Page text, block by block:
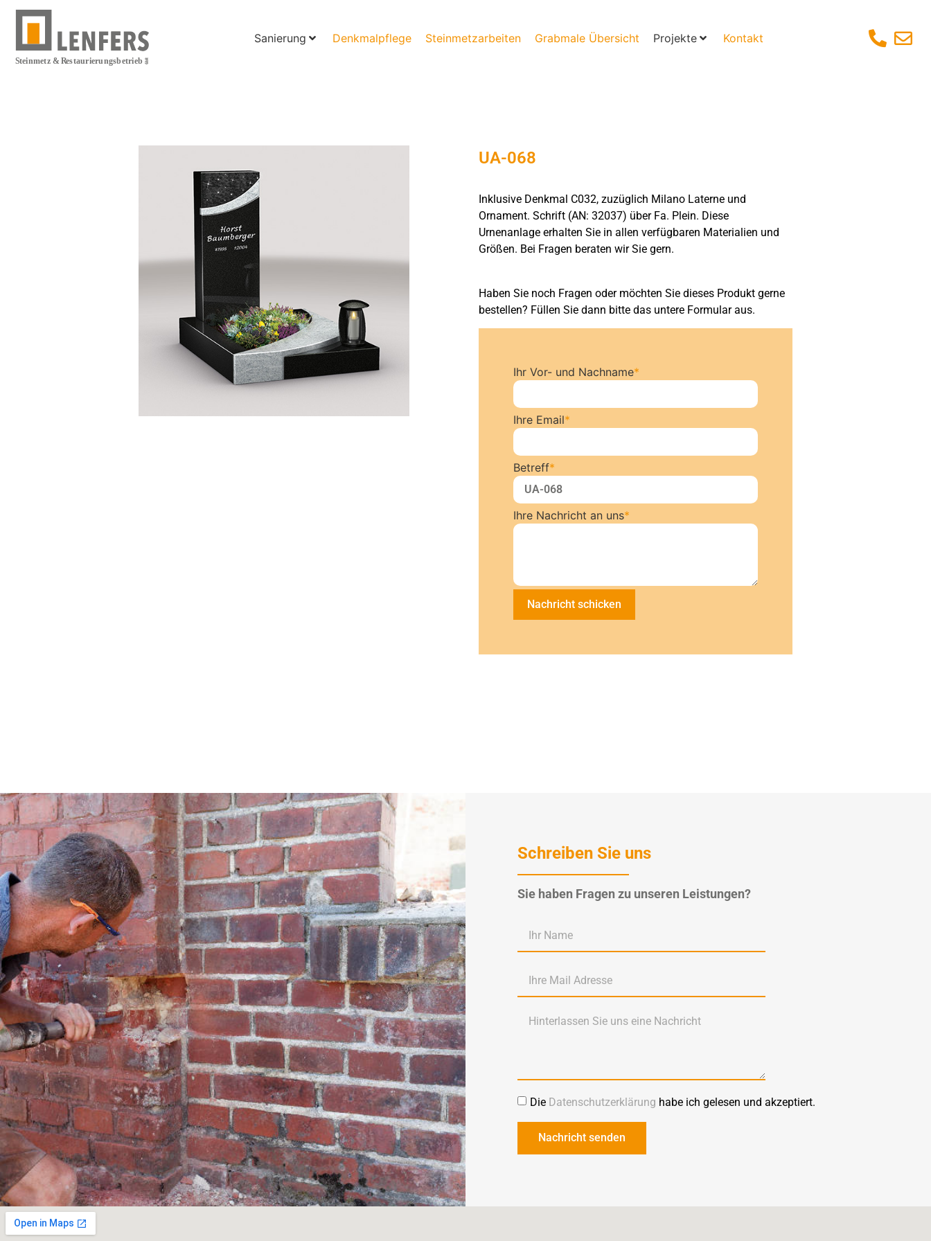
Sanierung Denkmalpflege Steinmetzarbeiten Grabmale Übersicht Projekte Kontakt
UA-068
Inklusive Denkmal C032, zuzüglich Milano Laterne und
Ornament. Schrift (AN: 32037) über Fa. Plein. Diese
Urnenanlage erhalten Sie in allen verfügbaren Materialien und
Größen. Bei Fragen beraten wir Sie gern.
Haben Sie noch Fragen oder möchten Sie dieses Produkt gerne
bestellen? Füllen Sie dann bitte das untere Formular aus.
Ihr Vor- und Nachname*
Ihre Email*
Betreff*
Ihre Nachricht an uns*
Nachricht schicken
Schreiben Sie uns
Sie haben Fragen zu unseren Leistungen?
Die Datenschutzerklärung habe ich gelesen und akzeptiert.
Nachricht senden